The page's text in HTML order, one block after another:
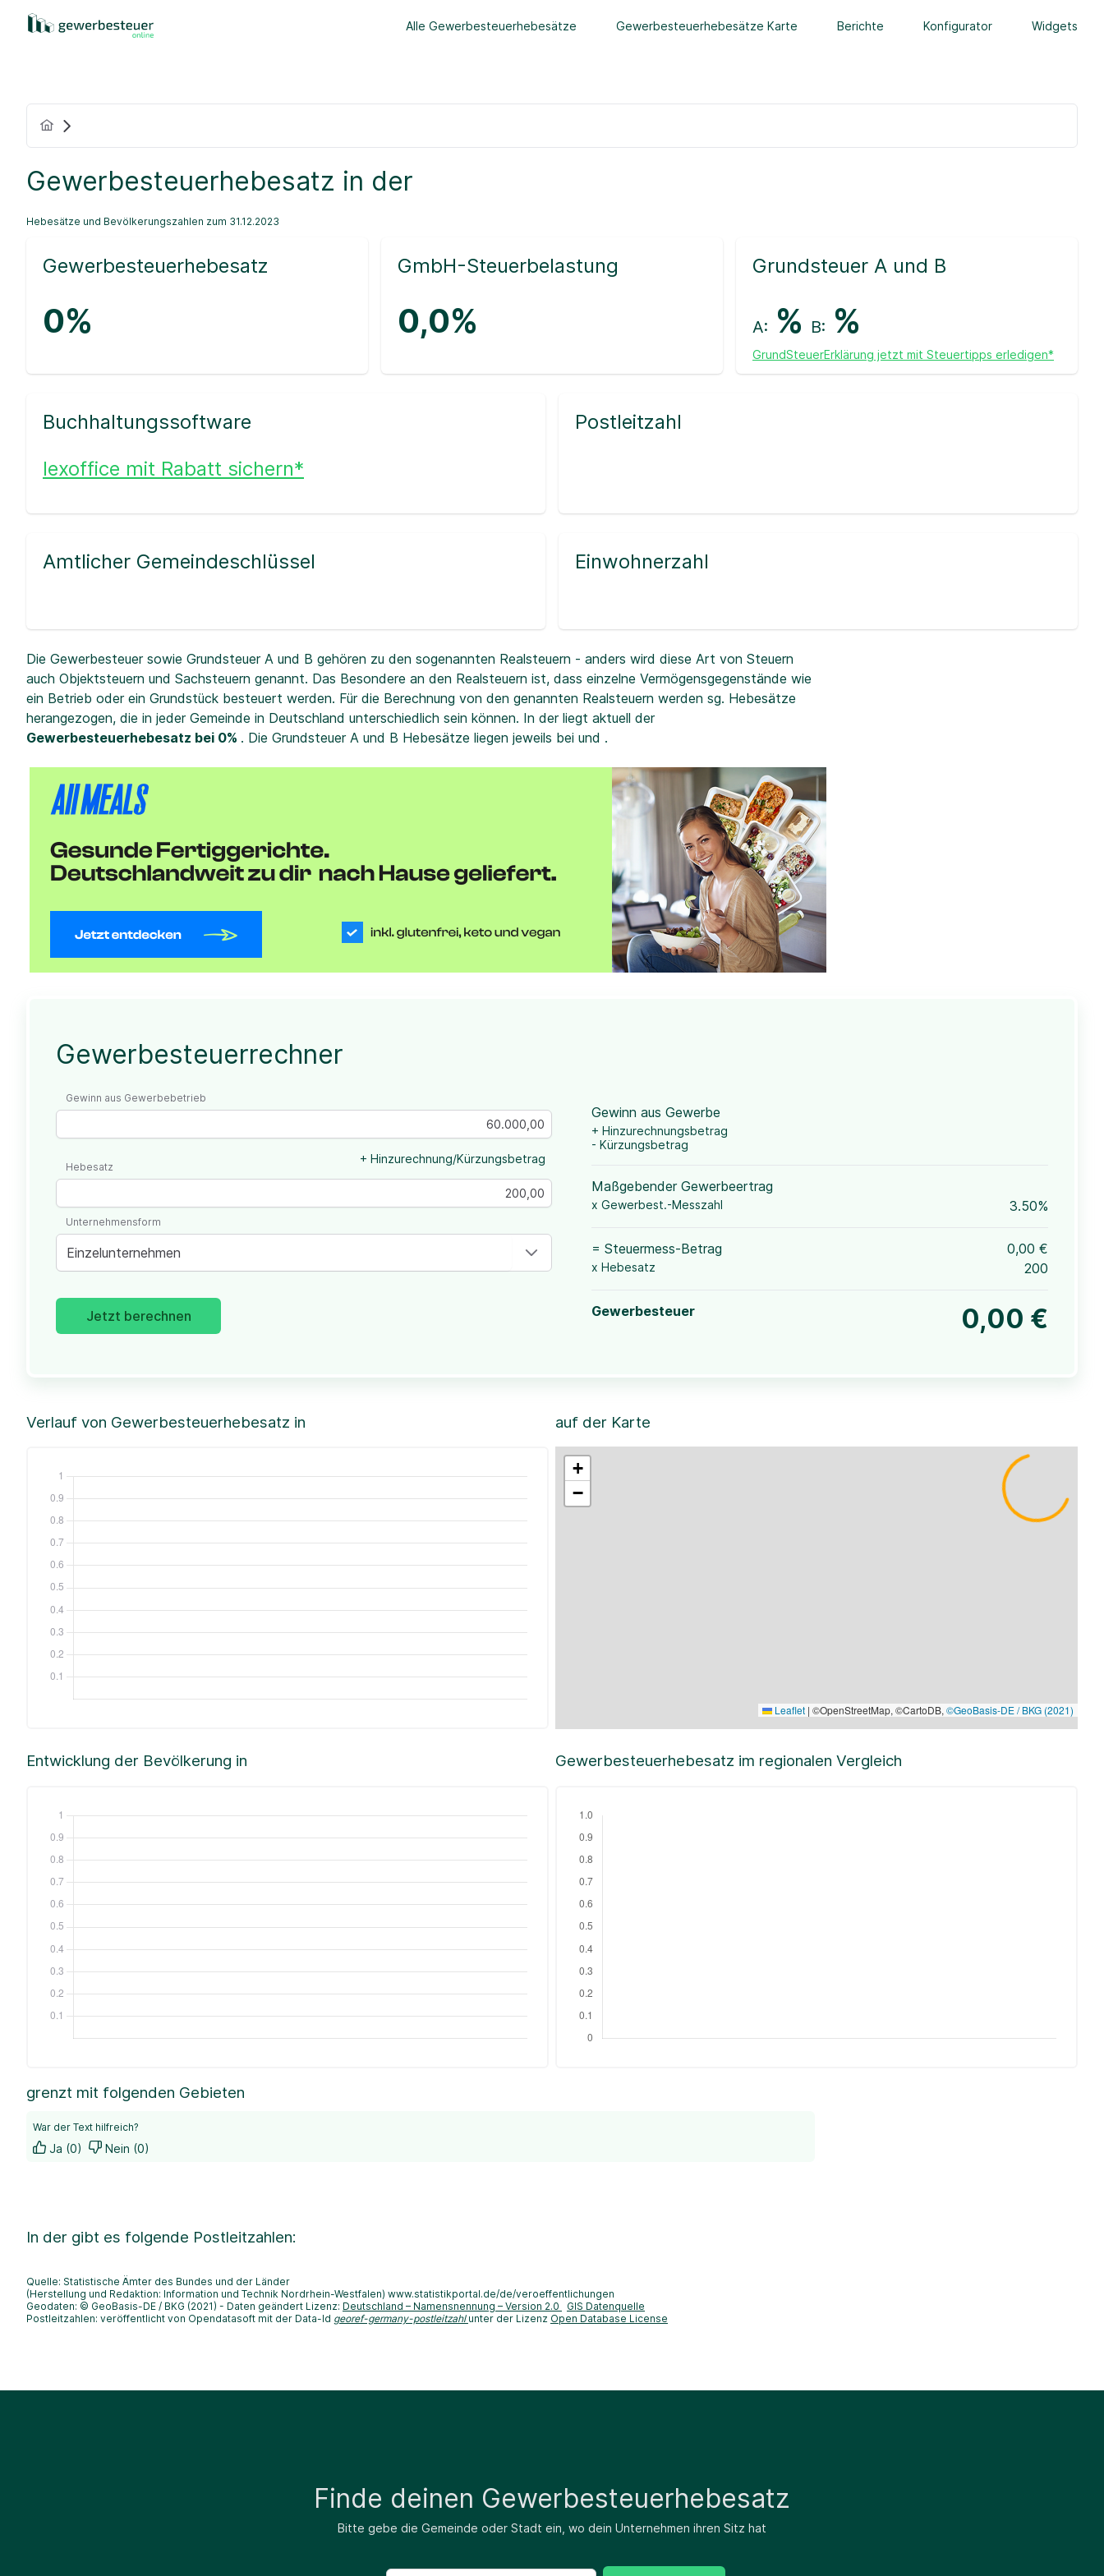
Alle Gewerbesteuerhebesätze Gewerbesteuerhebesätze Karte Berichte Konfigurator Widgets
Gewerbesteuerhebesatz in der
Hebesätze und Bevölkerungszahlen zum 31.12.2023
Gewerbesteuerhebesatz
0%
GmbH-Steuerbelastung
0,0%
Grundsteuer A und B
A: % B: %
GrundSteuerErklärung jetzt mit Steuertipps erledigen*
Buchhaltungssoftware
lexoffice mit Rabatt sichern*
Postleitzahl
Amtlicher Gemeindeschlüssel Einwohnerzahl
Die Gewerbesteuer sowie Grundsteuer A und B gehören zu den sogenannten Realsteuern - anders wird diese Art von Steuern
auch Objektsteuern und Sachsteuern genannt. Das Besondere an den Realsteuern ist, dass einzelne Vermögensgegenstände wie
ein Betrieb oder ein Grundstück besteuert werden. Für die Berechnung von den genannten Realsteuern werden sg. Hebesätze
herangezogen, die in jeder Gemeinde in Deutschland unterschiedlich sein können. In der liegt aktuell der
Gewerbesteuerhebesatz bei 0% . Die Grundsteuer A und B Hebesätze liegen jeweils bei und .
Gewerbesteuerrechner
Gewinn aus Gewerbebetrieb
+ Hinzurechnung/Kürzungsbetrag
Hebesatz
Einzelunternehmen
Unternehmensform
Jetzt berechnen
Gewinn aus Gewerbe
+ Hinzurechnungsbetrag
- Kürzungsbetrag
Maßgebender Gewerbeertrag
x Gewerbest.-Messzahl 3.50%
= Steuermess-Betrag 0,00 €
x Hebesatz 200
Gewerbesteuer 0,00 €
Verlauf von Gewerbesteuerhebesatz in auf der Karte
+
−
Leaflet | ©OpenStreetMap, ©CartoDB, ©GeoBasis-DE / BKG (2021)
Entwicklung der Bevölkerung in Gewerbesteuerhebesatz im regionalen Vergleich
grenzt mit folgenden Gebieten
War der Text hilfreich?
Ja (0) Nein (0)
In der gibt es folgende Postleitzahlen:
Quelle: Statistische Ämter des Bundes und der Länder
(Herstellung und Redaktion: Information und Technik Nordrhein-Westfalen) www.statistikportal.de/de/veroeffentlichungen
Geodaten: © GeoBasis-DE / BKG (2021) - Daten geändert Lizenz: Deutschland – Namensnennung – Version 2.0
GIS Datenquelle
Postleitzahlen: veröffentlicht von Opendatasoft mit der Data-Id georef-germany-postleitzahl unter der Lizenz Open Database License
Finde deinen Gewerbesteuerhebesatz
Bitte gebe die Gemeinde oder Stadt ein, wo dein Unternehmen ihren Sitz hat